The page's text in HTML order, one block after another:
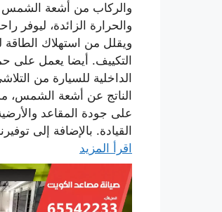
والركاب من أشعة الشمس
والحرارة الزائدة، ليوفر
ويقلل من استهلاك الطاقة
التكييف. أيضا يعمل على
الداخلية للسيارة من
الناتج عن أشعة الشمس،
على جودة المقاعد
القيادة. بالإضافة إلى
اقرأ المزيد